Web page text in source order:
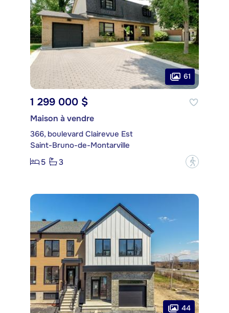
61
1 299 000 $
Maison à vendre
366, boulevard Clairevue Est
Saint-Bruno-de-Montarville
5
3 ?
44